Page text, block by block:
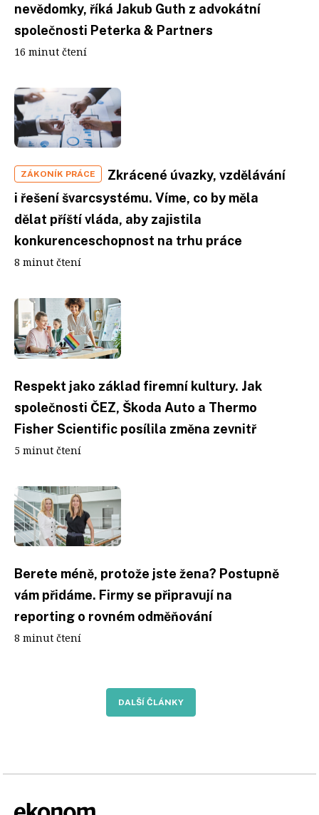
nevědomky, říká Jakub Guth z advokátní
společnosti Peterka & Partners
16 minut čtení
ZÁKONÍK PRÁCE
Zkrácené úvazky, vzdělávání
i řešení švarcsystému. Víme, co by měla
dělat příští vláda, aby zajistila
konkurenceschopnost na trhu práce
8 minut čtení
Respekt jako základ firemní kultury. Jak
společnosti ČEZ, Škoda Auto a Thermo
Fisher Scientific posílila změna zevnitř
5 minut čtení
Berete méně, protože jste žena? Postupně
vám přidáme. Firmy se připravují na
reporting o rovném odměňování
8 minut čtení
DALŠÍ ČLÁNKY